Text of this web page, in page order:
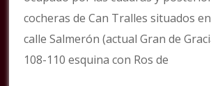
cocheras de Can Tralles situados
calle Salmerón (actual Gran de
108-110 esquina con Ros de